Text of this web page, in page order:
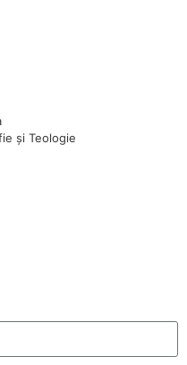
și Teologie